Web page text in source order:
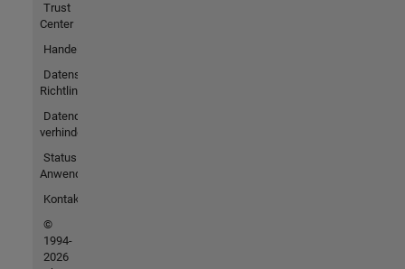
Trust
Center
Handelsmarken
Datenschutz-
Richtlinien
Datendiebstahl
verhindern
Status von
Anwendungen
Kontakt
©
1994-
2026